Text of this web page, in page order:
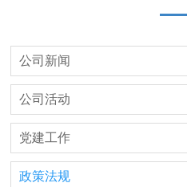
公司新闻
公司活动
党建工作
政策法规